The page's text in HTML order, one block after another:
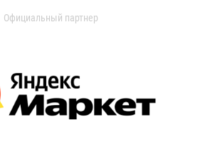
Официальный партнер